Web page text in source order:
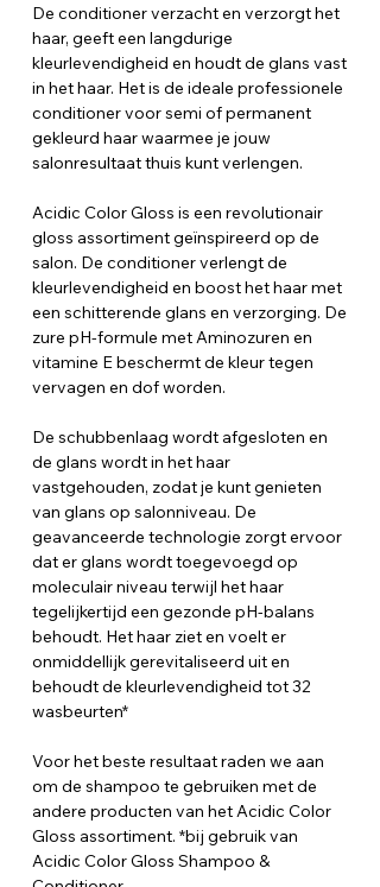
De conditioner verzacht en verzorgt het
haar, geeft een langdurige
kleurlevendigheid en houdt de glans vast
in het haar. Het is de ideale professionele
conditioner voor semi of permanent
gekleurd haar waarmee je jouw
salonresultaat thuis kunt verlengen.
Acidic Color Gloss is een revolutionair
gloss assortiment geïnspireerd op de
salon. De conditioner verlengt de
kleurlevendigheid en boost het haar met
een schitterende glans en verzorging. De
zure pH-formule met Aminozuren en
vitamine E beschermt de kleur tegen
vervagen en dof worden.
De schubbenlaag wordt afgesloten en
de glans wordt in het haar
vastgehouden, zodat je kunt genieten
van glans op salonniveau. De
geavanceerde technologie zorgt ervoor
dat er glans wordt toegevoegd op
moleculair niveau terwijl het haar
tegelijkertijd een gezonde pH-balans
behoudt. Het haar ziet en voelt er
onmiddellijk gerevitaliseerd uit en
behoudt de kleurlevendigheid tot 32
wasbeurten*
Voor het beste resultaat raden we aan
om de shampoo te gebruiken met de
andere producten van het Acidic Color
Gloss assortiment. *bij gebruik van
Acidic Color Gloss Shampoo &